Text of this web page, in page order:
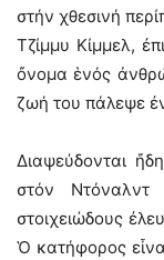
στήν χθεσινή
Τζίμμυ Κίμμελ,
ὄνομα ἑνός
ζωή του πάλεψε
Διαψεύδονται
στόν
στοιχειώδους
Ὁ κατήφορος